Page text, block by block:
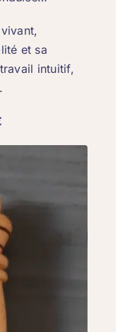
et sa
intuitif,